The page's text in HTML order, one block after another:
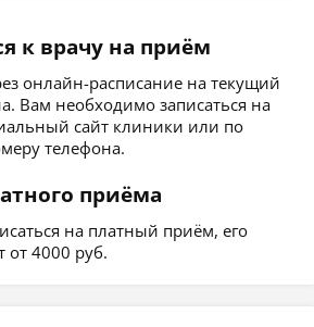
к врачу на приём
онлайн-расписание на текущий
Вам необходимо записаться на
сайт клиники или по
телефона.
приёма
на платный приём, его
от 4000 руб.